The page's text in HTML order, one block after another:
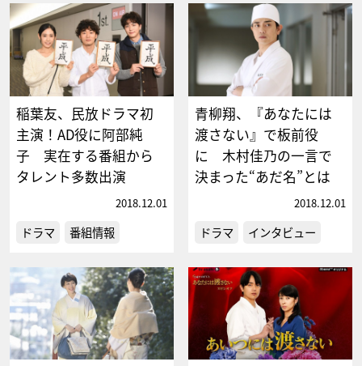
稲葉友、民放ドラマ初
主演！AD役に阿部純
子 実在する番組から
タレント多数出演
2018.12.01
ドラマ 番組情報
青柳翔、『あなたには
渡さない』で板前役
に 木村佳乃の一言で
決まった“あだ名”とは
2018.12.01
ドラマ インタビュー